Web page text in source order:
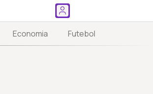
Economia Futebol